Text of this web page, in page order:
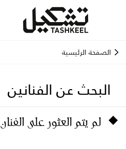
الصفحة الرئيسية
البحث عن الفنانين
لم يتم العثور على الفنان